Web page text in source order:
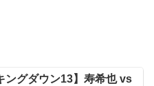
ングダウン13】寿希也 vs